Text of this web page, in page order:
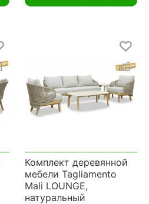
Комплект деревянной
мебели Tagliamento
Mali LOUNGE,
натуральный